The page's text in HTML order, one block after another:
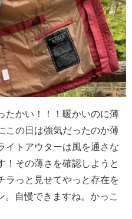
たかい！！！暖かいのに薄
この日は強気だったのか薄
イトアウターは風を通さな
！その薄さを確認しようと
ラっと見せてやっと存在を
。自慢できますね。かっこ